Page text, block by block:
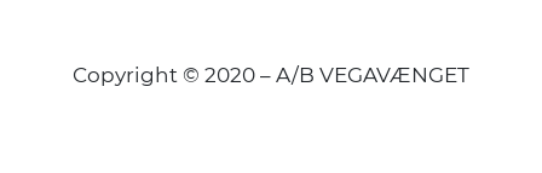
Copyright © 2020 – A/B VEGAVÆNGET